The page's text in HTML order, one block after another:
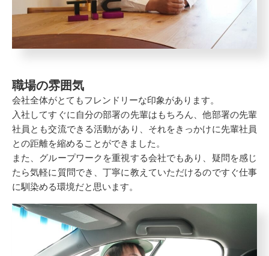
職場の雰囲気
会社全体がとてもフレンドリーな印象があります。
入社してすぐに自分の部署の先輩はもちろん、他部署の先輩
社員とも交流できる活動があり、それをきっかけに先輩社員
との距離を縮めることができました。
また、グループワークを重視する会社でもあり、疑問を感じ
たら気軽に質問でき、丁寧に教えていただけるのですぐ仕事
に馴染める環境だと思います。